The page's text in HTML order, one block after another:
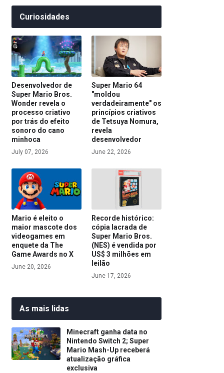
Curiosidades
Desenvolvedor de
Super Mario Bros.
Wonder revela o
processo criativo
por trás do efeito
sonoro do cano
minhoca
July 07, 2026
Super Mario 64
"moldou
verdadeiramente" os
princípios criativos
de Tetsuya Nomura,
revela
desenvolvedor
June 22, 2026
Mario é eleito o
maior mascote dos
videogames em
enquete da The
Game Awards no X
June 20, 2026
Recorde histórico:
cópia lacrada de
Super Mario Bros.
(NES) é vendida por
US$ 3 milhões em
leilão
June 17, 2026
As mais lidas
Minecraft ganha data no
Nintendo Switch 2; Super
Mario Mash-Up receberá
atualização gráfica
exclusiva